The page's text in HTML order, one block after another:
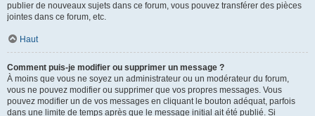
publier de nouveaux sujets dans ce forum, vous pouvez transférer des pièces
jointes dans ce forum, etc.
Haut
Comment puis-je modifier ou supprimer un message ?
À moins que vous ne soyez un administrateur ou un modérateur du forum,
vous ne pouvez modifier ou supprimer que vos propres messages. Vous
pouvez modifier un de vos messages en cliquant le bouton adéquat, parfois
dans une limite de temps après que le message initial ait été publié. Si